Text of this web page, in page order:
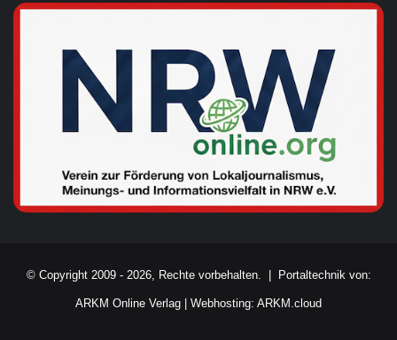
© Copyright 2009 - 2026, Rechte vorbehalten. | Portaltechnik von:
ARKM Online Verlag Webhosting: ARKM.cloud